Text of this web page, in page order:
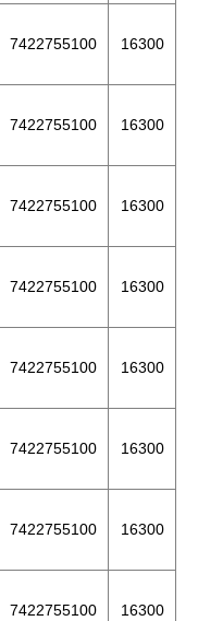
7422755100 16300
7422755100 16300
7422755100 16300
7422755100 16300
7422755100 16300
7422755100 16300
7422755100 16300
7422755100 16300